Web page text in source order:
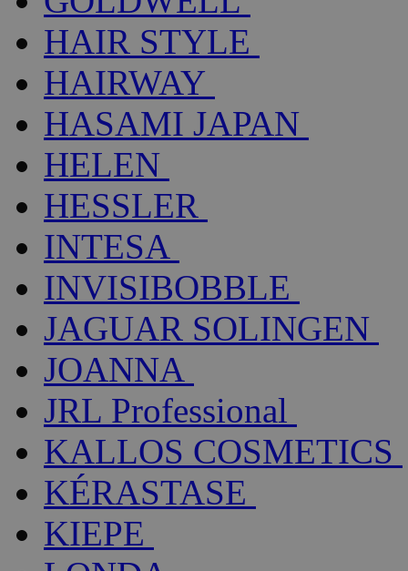
HAIR STYLE
HAIRWAY
HASAMI JAPAN
HELEN
HESSLER
INTESA
INVISIBOBBLE
JAGUAR SOLINGEN
JOANNA
JRL Professional
KALLOS COSMETICS
KÉRASTASE
KIEPE